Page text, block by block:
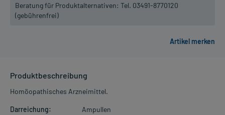
Beratung für Produktalternativen: Tel. 03491-8770120
(gebührenfrei)
Produktbeschreibung
Homöopathisches Arzneimittel.
Darreichung:
Ampullen